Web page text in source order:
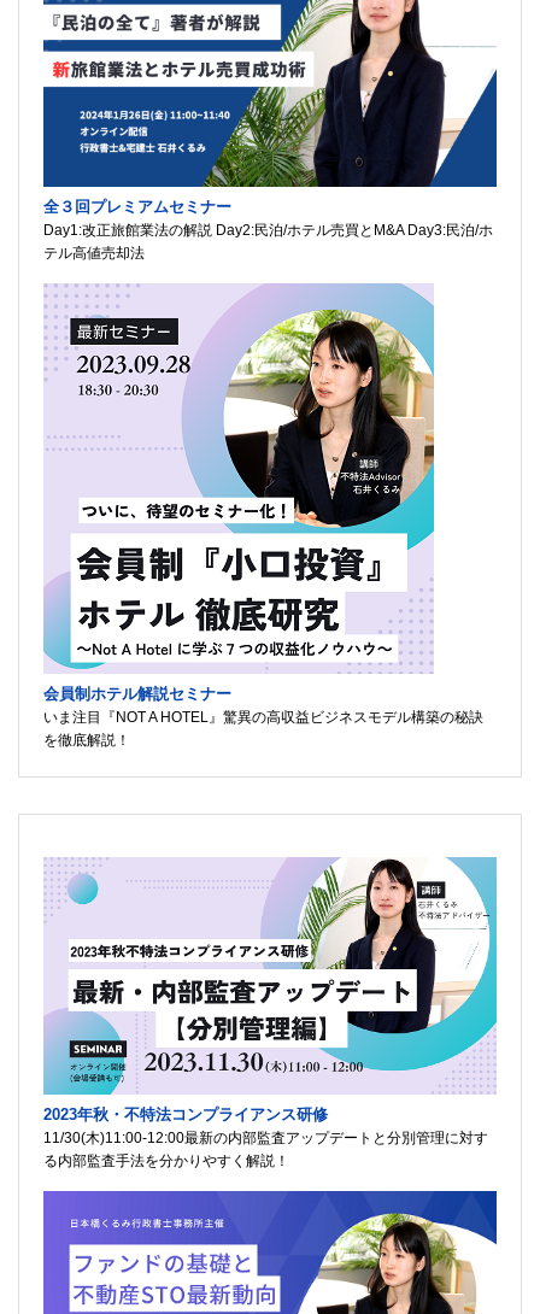
全３回プレミアムセミナー
Day1:改正旅館業法の解説 Day2:民泊/ホテル売買とM&A Day3:民泊/ホ
テル高値売却法
会員制ホテル解説セミナー
いま注目『NOT A HOTEL』驚異の高収益ビジネスモデル構築の秘訣
を徹底解説！
2023年秋・不特法コンプライアンス研修
11/30(木)11:00-12:00最新の内部監査アップデートと分別管理に対す
る内部監査手法を分かりやすく解説！